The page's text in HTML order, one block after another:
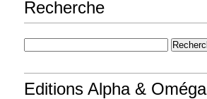
Recherche
Editions Alpha & Oméga